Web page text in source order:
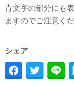
青文字の部分にも
ますのでご注意く
シェア